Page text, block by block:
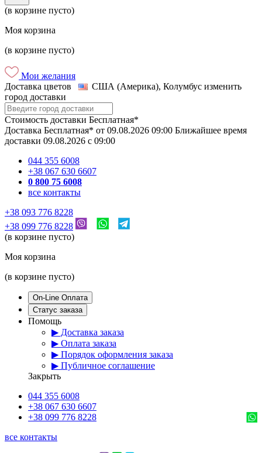
(в корзине пусто)
Моя корзина
(в корзине пусто)
Мои желания
Доставка цветов
США (Америка), Колумбус изменить
город доставки
Стоимость доставки Бесплатная*
Доставка Бесплатная* от 09.08.2026 09:00 Ближайшее время
доставки 09.08.2026 c 09:00
044 355 6008
+38 067 630 6607
0 800 75 6008
все контакты
+38 093 776 8228
+38 099 776 8228
(в корзине пусто)
Моя корзина
(в корзине пусто)
On-Line Оплата
Статус заказа
Помощь
▶ Доставка заказа
▶ Оплата заказа
▶ Порядок оформления заказа
▶ Публичное соглашение
Закрыть
044 355 6008
+38 067 630 6607
+38 099 776 8228
все контакты